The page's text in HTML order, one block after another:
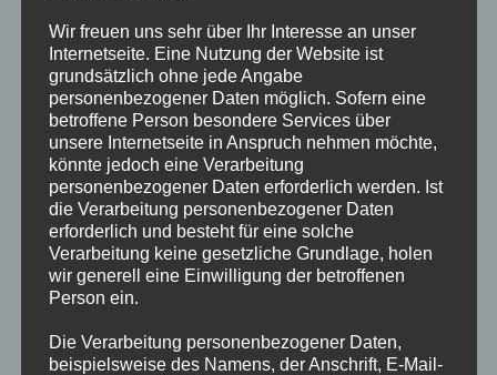
IN GEFAHR
Erstmeldung: ALARM Der Rettungsleitstelle der Feuerwehr
Hamburg wurde in den frühen Morgenstunden ein
ausgedehnter Wohnungsbrand gemeldet. Initial wurde eine
Person in der Brandwohnung vermutet. Die ersteintreffenden
Einsatzkräfte fanden einen ausgedehnten Wohnungsbrand im
4.OG eines fünf-geschossigen Gebäudes vor. Die Flammen
schlugen…
WeiterlesenFEUER
2.ALARM
IN
GEFAHR
Wir freuen uns sehr über Ihr Interesse an unser
Internetseite. Eine Nutzung der Website ist
grundsätzlich ohne jede Angabe
personenbezogener Daten möglich. Sofern eine
betroffene Person besondere Services über
unsere Internetseite in Anspruch nehmen möchte,
könnte jedoch eine Verarbeitung
personenbezogener Daten erforderlich werden. Ist
die Verarbeitung personenbezogener Daten
erforderlich und besteht für eine solche
Verarbeitung keine gesetzliche Grundlage, holen
wir generell eine Einwilligung der betroffenen
Person ein.
Die Verarbeitung personenbezogener Daten,
beispielsweise des Namens, der Anschrift, E-Mail-